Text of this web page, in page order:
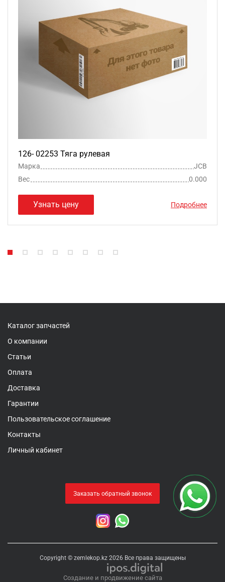
126- 02253 Тяга рулевая
Марка
JCB
Вес
0.000
Узнать цену Подробнее
Каталог запчастей
О компании
Статьи
Оплата
Доставка
Гарантии
Пользовательское соглашение
Контакты
Личный кабинет
Заказать обратный звонок
Copyright © zemlekop.kz 2026 Все права защищены
Создание и продвижение сайта